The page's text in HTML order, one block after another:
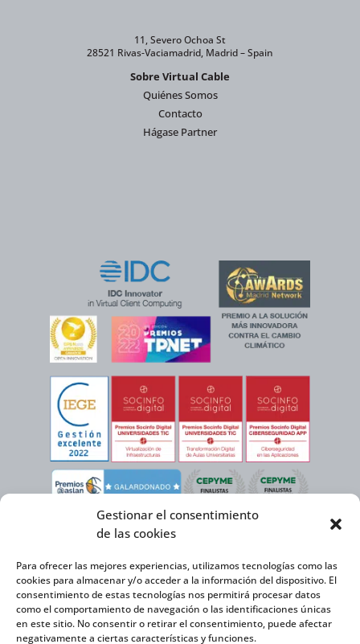
Gestionar el consentimiento
de las cookies
Para ofrecer las mejores experiencias, utilizamos tecnologías como las
cookies para almacenar y/o acceder a la información del dispositivo. El
consentimiento de estas tecnologías nos permitirá procesar datos
como el comportamiento de navegación o las identificaciones únicas
en este sitio. No consentir o retirar el consentimiento, puede afectar
negativamente a ciertas características y funciones.
11, Severo Ochoa St
28521 Rivas-Vaciamadrid, Madrid – Spain
Sobre Virtual Cable
Quiénes Somos
Contacto
Hágase Partner